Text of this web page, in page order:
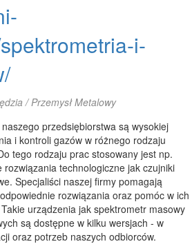
i-
/ Przemysł Metalowy
przedsiębiorstwa są wysokiej
i kontroli gazów w różnego rodzaju
tego rodzaju prac stosowany jest np.
technologiczne jak czujniki
Specjaliści naszej firmy pomagają
rozwiązania oraz pomóc w ich
urządzenia jak spektrometr masowy
są dostępne w kilku wersjach - w
oraz potrzeb naszych odbiorców.